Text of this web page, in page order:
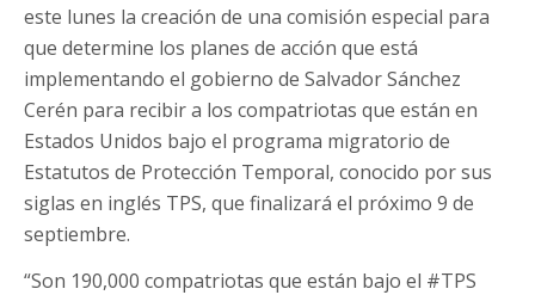
este lunes la creación de una comisión especial para
que determine los planes de acción que está
implementando el gobierno de Salvador Sánchez
Cerén para recibir a los compatriotas que están en
Estados Unidos bajo el programa migratorio de
Estatutos de Protección Temporal, conocido por sus
siglas en inglés TPS, que finalizará el próximo 9 de
septiembre.
“Son 190,000 compatriotas que están bajo el #TPS